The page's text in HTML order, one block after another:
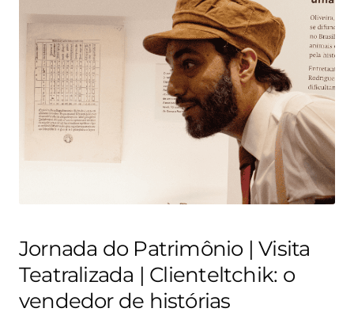
Jornada do Patrimônio | Visita
Teatralizada | Clienteltchik: o
vendedor de histórias